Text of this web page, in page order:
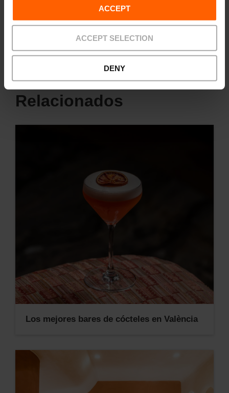
ACCEPT
ACCEPT SELECTION
DENY
Relacionados
Los mejores bares de cócteles en València